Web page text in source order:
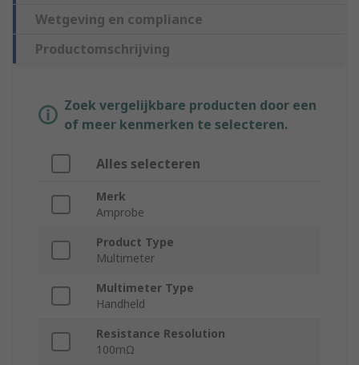
Wetgeving en compliance
Productomschrijving
Zoek vergelijkbare producten door een
of meer kenmerken te selecteren.
Alles selecteren
Merk
Amprobe
Product Type
Multimeter
Multimeter Type
Handheld
Resistance Resolution
100mΩ